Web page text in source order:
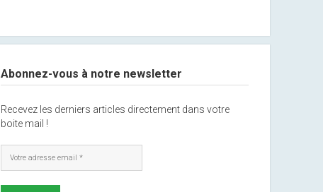
Abonnez-vous à notre newsletter
Recevez les derniers articles directement dans votre
boite mail !